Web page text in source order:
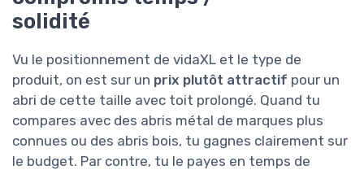
solidité
Vu le positionnement de vidaXL et le type de
produit, on est sur un prix plutôt attractif pour un
abri de cette taille avec toit prolongé. Quand tu
compares avec des abris métal de marques plus
connues ou des abris bois, tu gagnes clairement sur
le budget. Par contre, tu le payes en temps de